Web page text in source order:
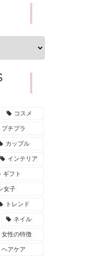
コスメ
プチプラ
カップル
インテリア
ギフト
女子
トレンド
ネイル
女性の特徴
ヘアケア